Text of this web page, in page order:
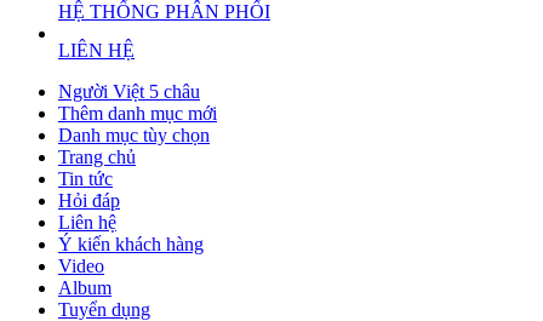
HỆ THỐNG PHÂN PHỐI
LIÊN HỆ
Người Việt 5 châu
Thêm danh mục mới
Danh mục tùy chọn
Trang chủ
Tin tức
Hỏi đáp
Liên hệ
Ý kiến khách hàng
Video
Album
Tuyển dụng